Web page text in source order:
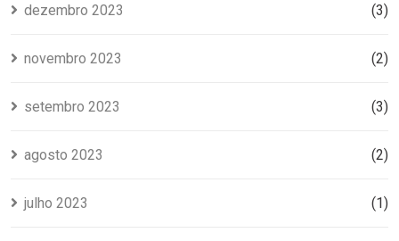
dezembro 2023 (3)
novembro 2023 (2)
setembro 2023 (3)
agosto 2023 (2)
julho 2023 (1)